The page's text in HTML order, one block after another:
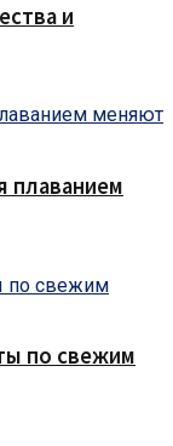
и
плаванием
по свежим